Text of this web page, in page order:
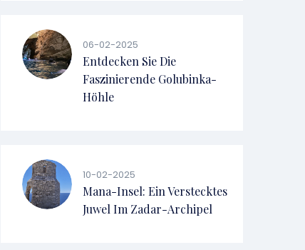
06-02-2025
Entdecken Sie Die
Faszinierende Golubinka-
Höhle
10-02-2025
Mana-Insel: Ein Verstecktes
Juwel Im Zadar-Archipel